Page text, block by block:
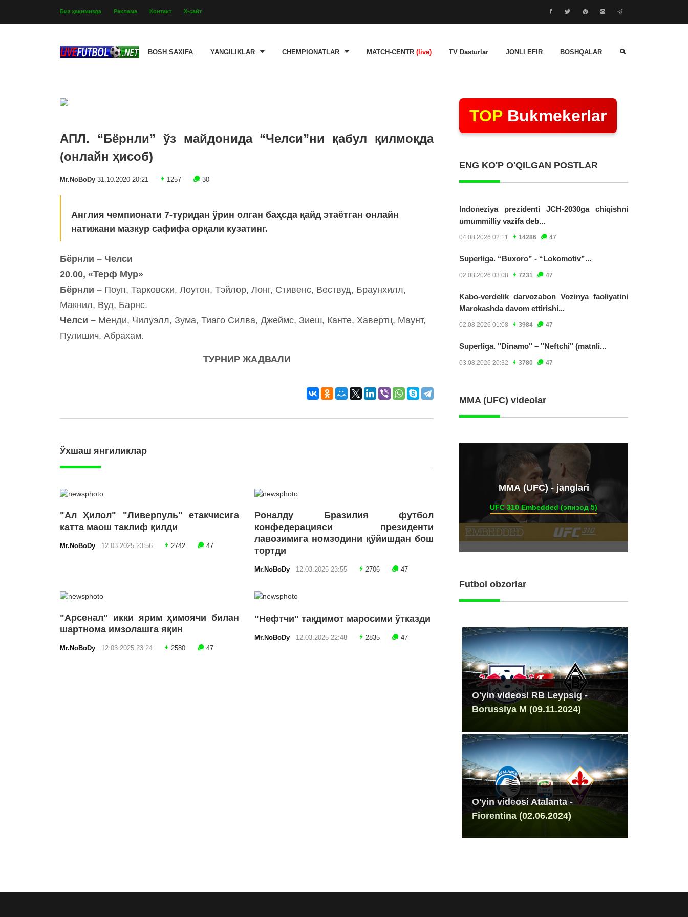
Биз ҳақимизда Реклама Контакт Х-сайт
BOSH SAXIFA YANGILIKLAR CHEMPIONATLAR MATCH-CENTR (live) TV Dasturlar JONLI EFIR BOSHQALAR
АПЛ. “Бёрнли” ўз майдонида “Челси”ни қабул қилмоқда
(онлайн ҳисоб)
Mr.NoBoDy 31.10.2020 20:21 1257 30
Англия чемпионати 7-туридан ўрин олган баҳсда қайд этаётган онлайн
натижани мазкур сафифа орқали кузатинг.
Бёрнли – Челси
20.00, «Терф Мур»
Бёрнли – Поуп, Тарковски, Лоутон, Тэйлор, Лонг, Стивенс, Вествуд, Браунхилл,
Макнил, Вуд, Барнс.
Челси – Менди, Чилуэлл, Зума, Тиаго Силва, Джеймс, Зиеш, Канте, Хавертц, Маунт,
Пулишич, Абрахам.
ТУРНИР ЖАДВАЛИ
Ўхшаш янгиликлар
"Ал Ҳилол" "Ливерпуль" етакчисига
катта маош таклиф қилди
Mr.NoBoDy 12.03.2025 23:56 2742 47
Роналду Бразилия футбол
конфедерацияси президенти
лавозимига номзодини қўйишдан бош
тортди
Mr.NoBoDy 12.03.2025 23:55 2706 47
"Арсенал" икки ярим ҳимоячи билан
шартнома имзолашга яқин
Mr.NoBoDy 12.03.2025 23:24 2580 47
"Нефтчи" тақдимот маросими ўтказди
Mr.NoBoDy 12.03.2025 22:48 2835 47
TOP Bukmekerlar
ENG KO'P O'QILGAN POSTLAR
Indoneziya prezidenti JCH-2030ga chiqishni
umummilliy vazifa deb...
04.08.2026 02:11 14286 47
Superliga. “Buxoro” - “Lokomotiv”...
02.08.2026 03:08 7231 47
Kabo-verdelik darvozabon Vozinya faoliyatini
Marokashda davom ettirishi...
02.08.2026 01:08 3984 47
Superliga. "Dinamo" – "Neftchi" (matnli...
03.08.2026 20:32 3780 47
MMA (UFC) videolar
ММА (UFC) - janglari
UFC 310 Embedded (эпизод 5)
Futbol obzorlar
O'yin videosi RB Leypsig -
Borussiya M (09.11.2024)
O'yin videosi Atalanta -
Fiorentina (02.06.2024)